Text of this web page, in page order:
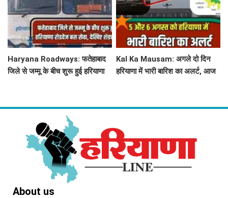
Haryana Roadways: फतेहाबाद
जिले से जम्मू के बीच शुरू हुई हरियाणा
Kal Ka Mausam: अगले दो दिन
हरियाणा में भारी बारिश का अलर्ट, आज
About us